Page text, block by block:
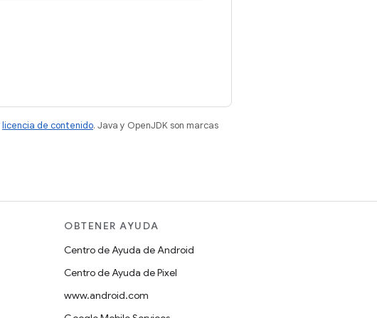
licencia de contenido. Java y OpenJDK son marcas
OBTENER AYUDA
Centro de Ayuda de Android
Centro de Ayuda de Pixel
www.android.com